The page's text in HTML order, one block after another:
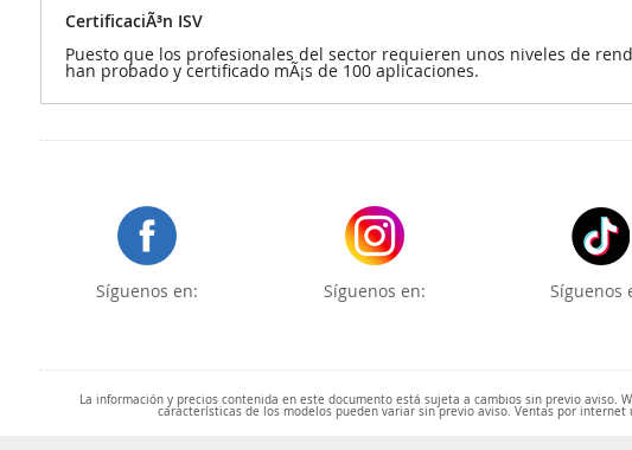
CertificaciÃ³n ISV
Puesto que los profesionales del sector requieren unos niveles de
han probado y certificado mÃ¡s de 100 aplicaciones.
Síguenos en: Síguenos en: Síguenos
La información y precios contenida en este documento está sujeta a cambios sin previo aviso.
características de los modelos pueden variar sin previo aviso. Ventas por